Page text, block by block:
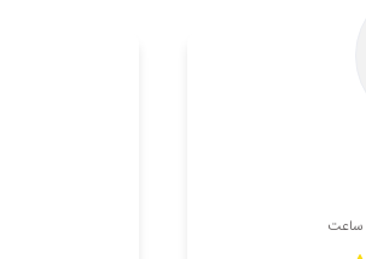
ساعت